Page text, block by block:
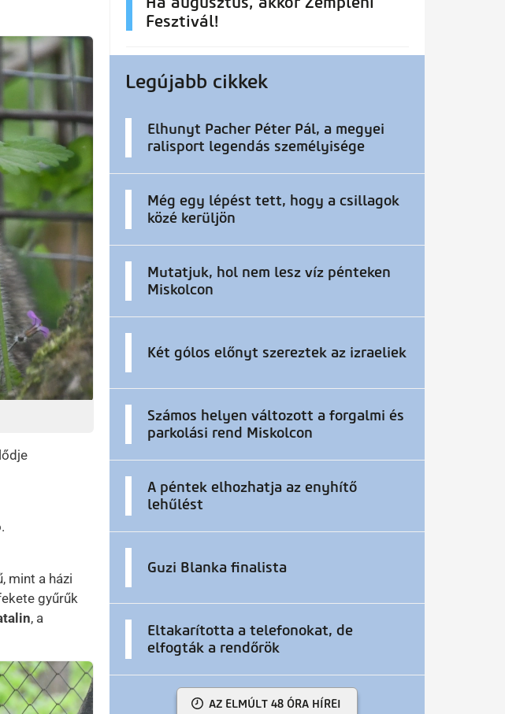
mint a házi
gyűrűk
, a
Fesztivál!
Legújabb cikkek
Elhunyt Pacher Péter Pál, a megyei
ralisport legendás személyisége
Még egy lépést tett, hogy a csillagok
közé kerüljön
Mutatjuk, hol nem lesz víz pénteken
Miskolcon
Két gólos előnyt szereztek az izraeliek
Számos helyen változott a forgalmi és
parkolási rend Miskolcon
A péntek elhozhatja az enyhítő
lehűlést
Guzi Blanka finalista
Eltakarította a telefonokat, de
elfogták a rendőrök
AZ ELMÚLT 48 ÓRA HÍREI